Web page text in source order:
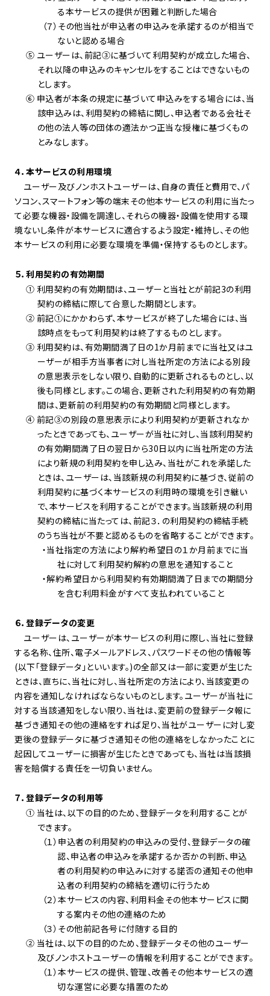
る本サービスの提供が困難と判断した場合
（７）その他当社が申込者の申込みを承諾するのが相当で
ないと認める場合
⑤ ユーザーは、前記③に基づいて利用契約が成立した場合、
それ以降の申込みのキャンセルをすることはできないもの
とします。
⑥ 申込者が本条の規定に基づいて申込みをする場合には、当
該申込みは、利用契約の締結に関し、申込者である会社そ
の他の法人等の団体の適法かつ正当な授権に基づくもの
とみなします。
４．本サービスの利用環境
ユーザー及びノンホストユーザーは、自身の責任と費用で、パ
ソコン、スマートフォン等の端末その他本サービスの利用に当たっ
て必要な機器・設備を調達し、それらの機器・設備を使用する環
境ないし条件が本サービスに適合するよう設定・維持し、その他
本サービスの利用に必要な環境を準備・保持するものとします。
５．利用契約の有効期間
① 利用契約の有効期間は、ユーザーと当社とが前記3の利用
契約の締結に際して合意した期間とします。
② 前記①にかかわらず、本サービスが終了した場合には、当
該時点をもって利用契約は終了するものとします。
③ 利用契約は、有効期間満了日の1か月前までに当社又はユ
ーザーが相手方当事者に対し当社所定の方法による別段
の意思表示をしない限り、自動的に更新されるものとし、以
後も同様とします。この場合、更新された利用契約の有効期
間は、更新前の利用契約の有効期間と同様とします。
④ 前記③の別段の意思表示により利用契約が更新されなか
ったときであっても、ユーザーが当社に対し、当該利用契約
の有効期間満了日の翌日から30日以内に当社所定の方法
により新規の利用契約を申し込み、当社がこれを承諾した
ときは、ユーザーは、当該新規の利用契約に基づき、従前の
利用契約に基づく本サービスの利用時の環境を引き継い
で、本サービスを利用することができます。当該新規の利用
契約の締結に当たっては、前記３．の利用契約の締結手続
のうち当社が不要と認めるものを省略することができます。
・当社指定の方法により解約希望日の１か月前までに当
社に対して利用契約解約の意思を通知すること
・解約希望日から利用契約有効期間満了日までの期間分
を含む利用料金がすべて支払われていること
６．登録データの変更
ユーザーは、ユーザーが本サービスの利用に際し、当社に登録
する名称、住所、電子メールアドレス、パスワードその他の情報等
(以下「登録データ」といいます。)の全部又は一部に変更が生じた
ときは、直ちに、当社に対し、当社所定の方法により、当該変更の
内容を通知しなければならないものとします。ユーザーが当社に
対する当該通知をしない限り、当社は、変更前の登録データ報に
基づき通知その他の連絡をすれば足り、当社がユーザーに対し変
更後の登録データに基づき通知その他の連絡をしなかったことに
起因してユーザーに損害が生じたときであっても、当社は当該損
害を賠償する責任を一切負いません。
７．登録データの利用等
① 当社は、以下の目的のため、登録データを利用することが
できます。
（１）申込者の利用契約の申込みの受付、登録データの確
認、申込者の申込みを承諾するか否かの判断、申込
者の利用契約の申込みに対する諾否の通知その他申
込者の利用契約の締結を適切に行うため
（２）本サービスの内容、利用料金その他本サービスに関
する案内その他の連絡のため
（３）その他前記各号に付随する目的
② 当社は、以下の目的のため、登録データその他のユーザー
及びノンホストユーザーの情報を利用することができます。
（１）本サービスの提供、管理、改善その他本サービスの適
切な運営に必要な措置のため